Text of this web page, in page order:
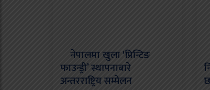
नेपालमा खुला ‘प्रिन्टिङ
फाउन्ड्री’ स्थापनाबारे
अन्तरराष्ट्रिय सम्मेलन